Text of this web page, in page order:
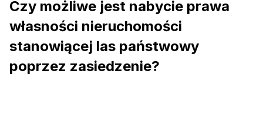
Czy możliwe jest nabycie prawa
własności nieruchomości
stanowiącej las państwowy
poprzez zasiedzenie?